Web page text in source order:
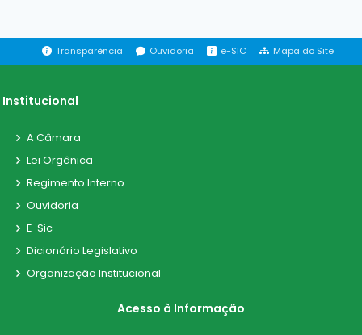
Transparência Ouvidoria e-SIC Mapa do Site
Institucional
A Câmara
Lei Orgânica
Regimento Interno
Ouvidoria
E-Sic
Dicionário Legislativo
Organização Institucional
Acesso à Informação